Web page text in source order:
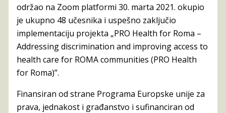
održao na Zoom platformi 30. marta 2021. okupio
je ukupno 48 učesnika i uspešno zaključio
implementaciju projekta „PRO Health for Roma –
Addressing discrimination and improving access to
health care for ROMA communities (PRO Health
for Roma)”.
Finansiran od strane Programa Europske unije za
prava, jednakost i građanstvo i sufinanciran od